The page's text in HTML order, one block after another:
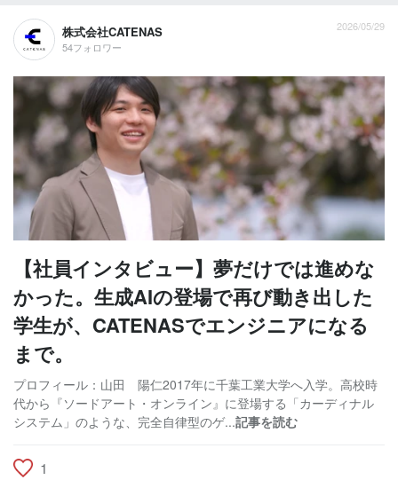
株式会社CATENAS
54フォロワー
2026/05/29
【社員インタビュー】夢だけでは進めな
かった。生成AIの登場で再び動き出した
学生が、CATENASでエンジニアになる
まで。
プロフィール：山田 陽仁2017年に千葉工業大学へ入学。高校時
代から『ソードアート・オンライン』に登場する「カーディナル
システム」のような、完全自律型のゲ...記事を読む
1